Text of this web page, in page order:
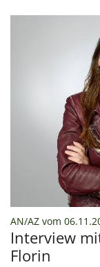
AN/AZ vom
Interview
Florin